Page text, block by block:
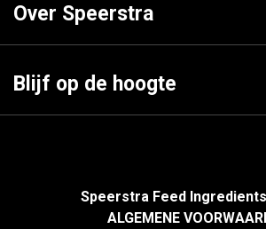
Over Speerstra
Blijf op de hoogte
Speerstra Feed
ALGEMENE